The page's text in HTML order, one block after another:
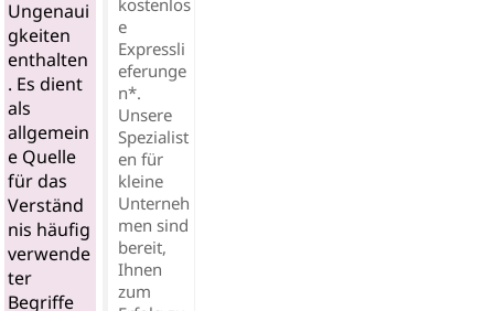
Ungenaui
gkeiten
enthalten
. Es dient
als
allgemein
e Quelle
für das
Verständ
nis häufig
verwende
ter
Begriffe
e
Expressli
eferunge
n*.
Unsere
Spezialist
en für
kleine
Unterneh
men sind
bereit,
Ihnen
zum